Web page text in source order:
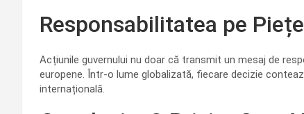
Responsabilitatea pe
Acțiunile guvernului nu doar că transmit un mesaj de
europene. Într-o lume globalizată, fiecare decizie
internațională.